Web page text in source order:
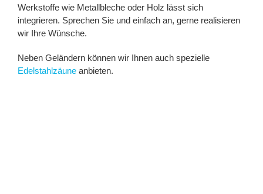
Werkstoffe wie Metallbleche oder Holz lässt sich
integrieren. Sprechen Sie und einfach an, gerne realisieren
wir Ihre Wünsche.
Neben Geländern können wir Ihnen auch spezielle
Edelstahlzäune anbieten.